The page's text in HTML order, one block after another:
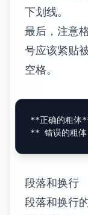
下划线。
最后，注意
号应该紧贴
空格。
**正确的粗体
段落和换行
段落和换行